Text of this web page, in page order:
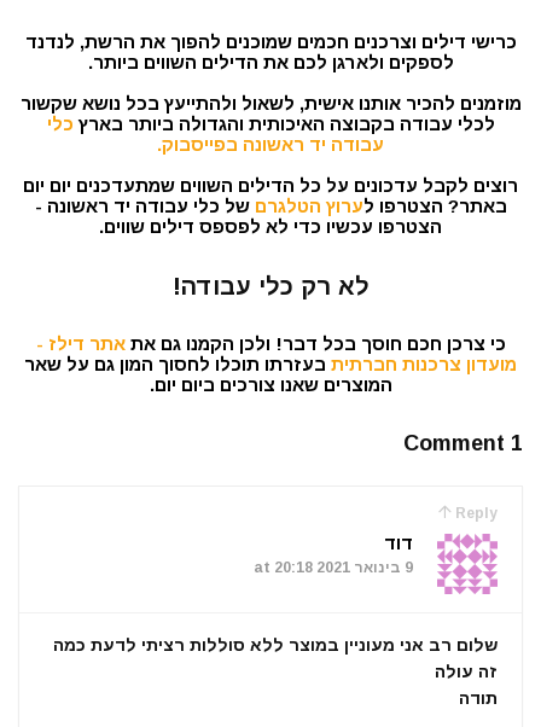
כרישי דילים וצרכנים חכמים שמוכנים להפוך את הרשת, לנדנד
לספקים ולארגן לכם את הדילים השווים ביותר.
מוזמנים להכיר אותנו אישית, לשאול ולהתייעץ בכל נושא שקשור
לכלי עבודה בקבוצה האיכותית והגדולה ביותר בארץ כלי
עבודה יד ראשונה בפייסבוק.
רוצים לקבל עדכונים על כל הדילים השווים שמתעדכנים יום יום
באתר? הצטרפו לערוץ הטלגרם של כלי עבודה יד ראשונה -
הצטרפו עכשיו כדי לא לפספס דילים שווים.
לא רק כלי עבודה!
כי צרכן חכם חוסך בכל דבר! ולכן הקמנו גם אתאתר דילז -
מועדון צרכנות חברתית בעזרתו תוכלו לחסוך המון גם על שאר
המוצרים שאנו צורכים ביום יום.
1 Comment
Reply
דוד
9 בינואר 2021 at 20:18
שלום רב אני מעוניין במוצר ללא סוללות רציתי לדעת כמה
זה עולה
תודה